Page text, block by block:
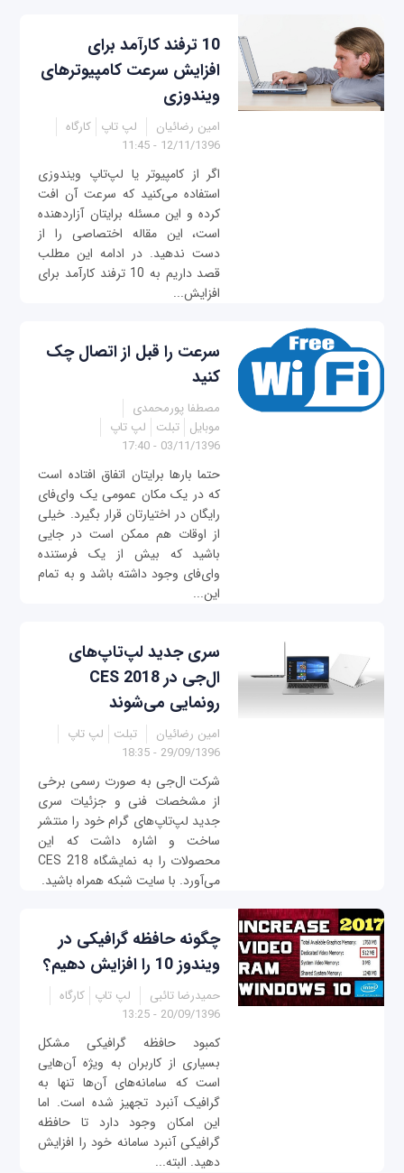
10 ترفند کارآمد برای
افزایش سرعت کامپیوترهای
ویندوزی
امین رضائیان لپ تاپ کارگاه
12/11/1396 - 11:45
اگر از کامپیوتر یا لپ‌تاپ ویندوزی
استفاده می‌کنید که سرعت آن افت
کرده و این مسئله برایتان آزاردهنده
است، این مقاله اختصاصی را از
دست ندهید. در ادامه این مطلب
قصد داریم به 10 ترفند کارآمد برای
افزایش...
سرعت را قبل از اتصال چک
کنید
مصطفا پورمحمدی
موبایل تبلت
لپ تاپ
03/11/1396 - 17:40
حتما بارها برایتان اتفاق افتاده است
که در یک مکان عمومی یک وای‌فای
رایگان در اختیارتان قرار بگیرد. خیلی
از اوقات هم ممکن است در جایی
باشید که بیش از یک فرستنده
وای‌فای وجود داشته باشد و به تمام
این...
سری جدید لپ‌تاپ‌های
ال‌جی در CES 2018
رونمایی می‌شوند
امین رضائیان تبلت
لپ تاپ
29/09/1396 - 18:35
شرکت ال‌جی به صورت رسمی برخی
از مشخصات فنی و جزئیات سری
جدید لپ‌تاپ‌های گرام خود را منتشر
ساخت و اشاره داشت که این
محصولات را به نمایشگاه CES 218
می‌آورد. با سایت شبکه همراه باشید.
چگونه حافظه گرافیکی در
ویندوز 10 را افزایش دهیم؟
حمیدرضا تائبی لپ تاپ کارگاه
20/09/1396 - 13:25
کمبود حافظه گرافیکی مشکل
بسیاری از کاربران به ویژه آن‌هایی
است که سامانه‌های آن‌ها تنها به
گرافیک آنبرد تجهیز شده است. اما
این امکان وجود دارد تا حافظه
گرافیکی آنبرد سامانه خود را افزایش
دهید. البته...